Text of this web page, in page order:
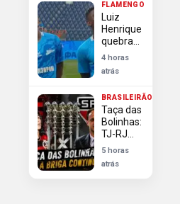
da
diretoria
após
déficit
FLAMENGO
Luiz
Henrique
quebra
silêncio
após
avanços
Flamengo
em sua
contratação
4 horas
atrás
BRASILEIRÃO
Taça das
Bolinhas:
TJ-RJ
rejeita
Flamengo
e reitera
5 horas
atrás